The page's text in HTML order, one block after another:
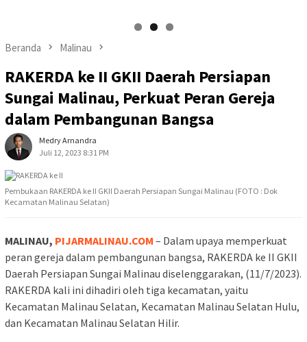
Beranda Malinau
RAKERDA ke II GKII Daerah Persiapan
Sungai Malinau, Perkuat Peran Gereja
dalam Pembangunan Bangsa
Medry Arnandra
Juli 12, 2023 8:31 PM
Pembukaan RAKERDA ke II GKII Daerah Persiapan Sungai Malinau (FOTO : Dok
Kecamatan Malinau Selatan)
MALINAU, PIJARMALINAU.COM – Dalam upaya memperkuat
peran gereja dalam pembangunan bangsa, RAKERDA ke II GKII
Daerah Persiapan Sungai Malinau diselenggarakan, (11/7/2023).
RAKERDA kali ini dihadiri oleh tiga kecamatan, yaitu
Kecamatan Malinau Selatan, Kecamatan Malinau Selatan Hulu,
dan Kecamatan Malinau Selatan Hilir.